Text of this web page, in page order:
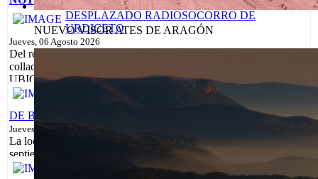
NUEVO VISOR ATES DE ARAGÓN
DESPLAZADO RADIOSOCORRO DE
URDICETO
Jueves, 06 Agosto 2026
Del refugio libre de Urdiceto a la cabaña de la Solana, junto al
collado de Urdiceto y al paso del GR 11. NUEVA
UBICACIÓN:El radiosocorro de...Leer más...
BIELSA ACOGERÁ EL CAMPEONATO DE
ARAGÓN DE KV CON EL ESTRENO DEL I KV
DE BIELSA
Jueves, 06 Agosto 2026
La localidad de Bielsa será el escenario, el próximo 27 de
septiembre de 2026, de la I edición del Kilómetro Vertical de
Bielsa – Subida al...
Leer más...
CONVOCATORIA CURSO MONITOR DE